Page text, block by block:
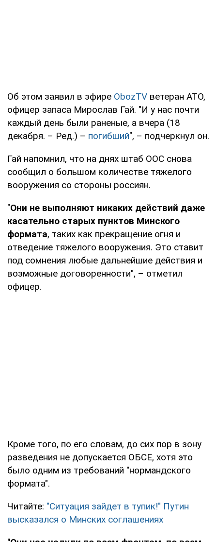
Об этом заявил в эфире ObozTV ветеран АТО,
офицер запаса Мирослав Гай. "И у нас почти
каждый день были раненые, а вчера (18
декабря. – Ред.) – погибший", – подчеркнул он.
Гай напомнил, что на днях штаб ООС снова
сообщил о большом количестве тяжелого
вооружения со стороны россиян.
"Они не выполняют никаких действий даже
касательно старых пунктов Минского
формата, таких как прекращение огня и
отведение тяжелого вооружения. Это ставит
под сомнения любые дальнейшие действия и
возможные договоренности", – отметил
офицер.
Кроме того, по его словам, до сих пор в зону
разведения не допускается ОБСЕ, хотя это
было одним из требований "нормандского
формата".
Читайте: "Ситуация зайдет в тупик!" Путин
высказался о Минских соглашениях